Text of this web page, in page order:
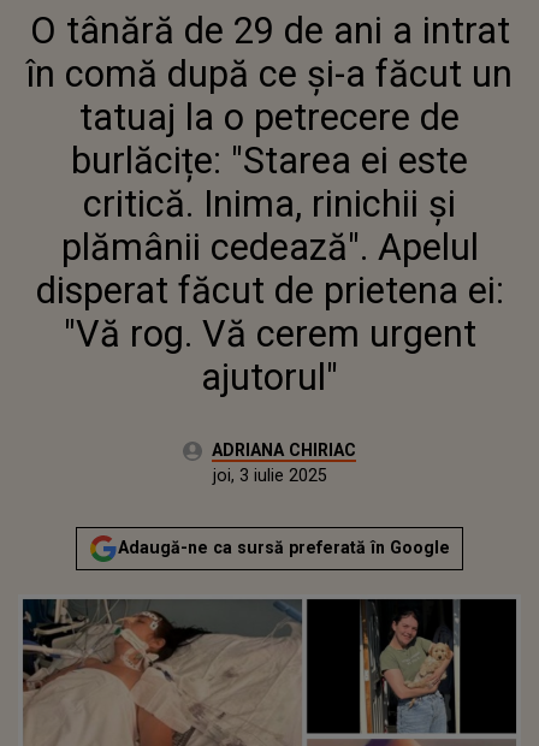
ÎN COMĂ DUPĂ CE ȘI-A FĂCUT UN
TATUAJ LA O PETRECERE DE
BURLĂCIȚE: "STAREA EI ESTE
CRITICĂ. INIMA, RINICHII ȘI
PLĂMÂNII CEDEAZĂ". APELUL
DISPERAT FĂCUT DE PRIETENA EI:
"VĂ ROG. VĂ CEREM URGENT
AJUTORUL"
O tânără de 29 de ani a intrat
în comă după ce și-a făcut un
tatuaj la o petrecere de
burlăcițe: "Starea ei este
critică. Inima, rinichii și
plămânii cedează". Apelul
disperat făcut de prietena ei:
"Vă rog. Vă cerem urgent
ajutorul"
Autor:ADRIANA CHIRIAC
Actualizat:
joi, 3 iulie 2025
Adaugă-ne ca sursă preferată în Google